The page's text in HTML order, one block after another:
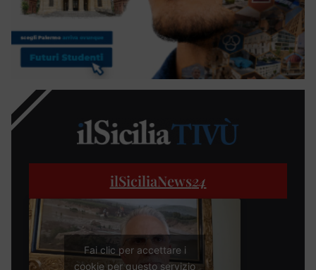
ilSiciliaNews24
Fai clic per accettare i
cookie per questo servizio